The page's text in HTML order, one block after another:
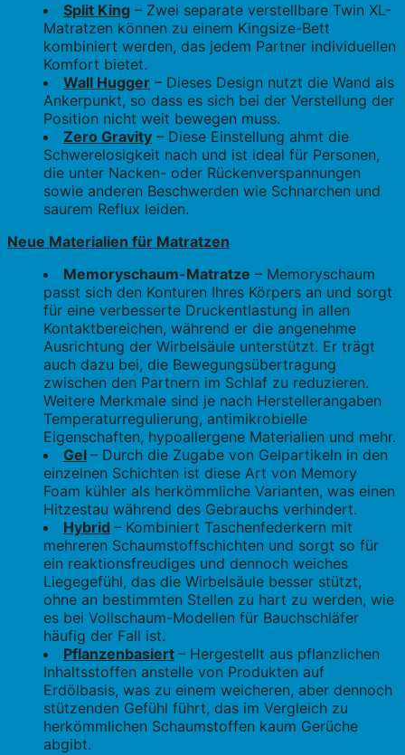
Split King – Zwei separate verstellbare Twin XL-
Matratzen können zu einem Kingsize-Bett
kombiniert werden, das jedem Partner individuellen
Komfort bietet.
Wall Hugger – Dieses Design nutzt die Wand als
Ankerpunkt, so dass es sich bei der Verstellung der
Position nicht weit bewegen muss.
Zero Gravity – Diese Einstellung ahmt die
Schwerelosigkeit nach und ist ideal für Personen,
die unter Nacken- oder Rückenverspannungen
sowie anderen Beschwerden wie Schnarchen und
saurem Reflux leiden.
Neue Materialien für Matratzen
Memoryschaum-Matratze – Memoryschaum
passt sich den Konturen Ihres Körpers an und sorgt
für eine verbesserte Druckentlastung in allen
Kontaktbereichen, während er die angenehme
Ausrichtung der Wirbelsäule unterstützt. Er trägt
auch dazu bei, die Bewegungsübertragung
zwischen den Partnern im Schlaf zu reduzieren.
Weitere Merkmale sind je nach Herstellerangaben
Temperaturregulierung, antimikrobielle
Eigenschaften, hypoallergene Materialien und mehr.
Gel – Durch die Zugabe von Gelpartikeln in den
einzelnen Schichten ist diese Art von Memory
Foam kühler als herkömmliche Varianten, was einen
Hitzestau während des Gebrauchs verhindert.
Hybrid – Kombiniert Taschenfederkern mit
mehreren Schaumstoffschichten und sorgt so für
ein reaktionsfreudiges und dennoch weiches
Liegegefühl, das die Wirbelsäule besser stützt,
ohne an bestimmten Stellen zu hart zu werden, wie
es bei Vollschaum-Modellen für Bauchschläfer
häufig der Fall ist.
Pflanzenbasiert – Hergestellt aus pflanzlichen
Inhaltsstoffen anstelle von Produkten auf
Erdölbasis, was zu einem weicheren, aber dennoch
stützenden Gefühl führt, das im Vergleich zu
herkömmlichen Schaumstoffen kaum Gerüche
abgibt.